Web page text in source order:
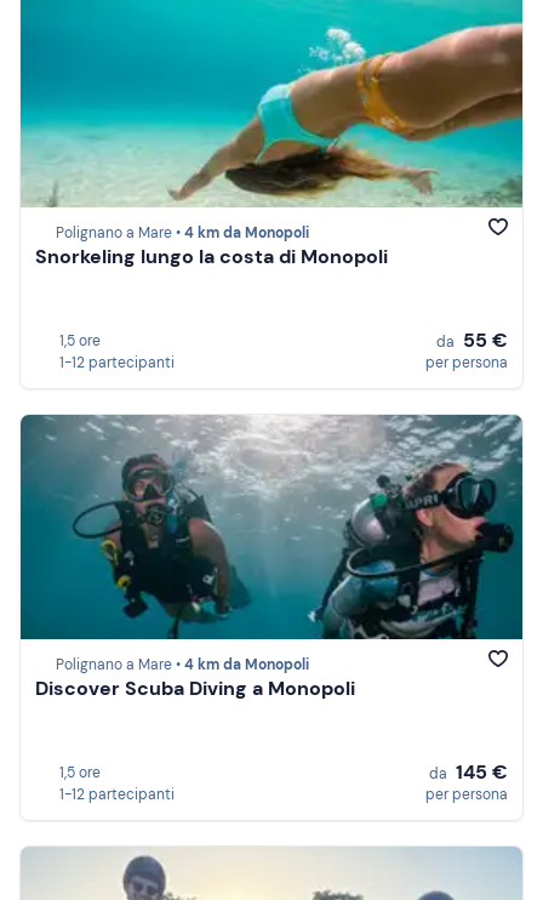
Polignano a Mare •4 km da Monopoli
Snorkeling lungo la costa di Monopoli
1,5 ore
1-12 partecipanti
da 55 €
per persona
Polignano a Mare •4 km da Monopoli
Discover Scuba Diving a Monopoli
1,5 ore
1-12 partecipanti
da 145 €
per persona